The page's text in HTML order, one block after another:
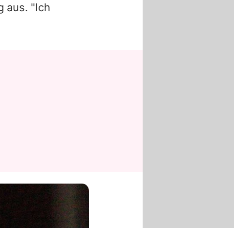
aus. "Ich